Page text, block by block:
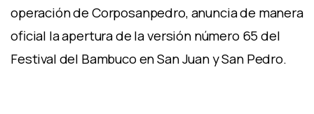
operación de Corposanpedro, anuncia de manera
oficial la apertura de la versión número 65 del
Festival del Bambuco en San Juan y San Pedro.